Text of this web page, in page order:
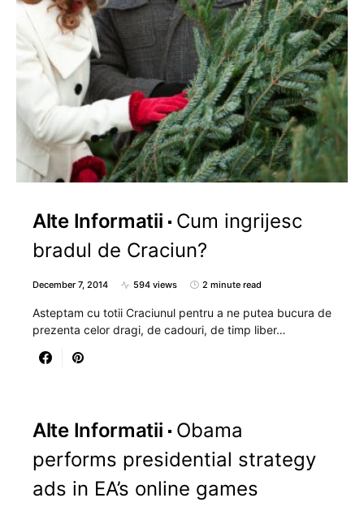
Alte Informatii
Cum ingrijesc
bradul de Craciun?
December 7, 2014 594 views 2 minute read
Asteptam cu totii Craciunul pentru a ne putea bucura de
prezenta celor dragi, de cadouri, de timp liber…
Alte Informatii
Obama
performs presidential strategy
ads in EA’s online games